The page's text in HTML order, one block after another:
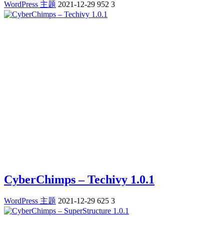
WordPress 主题 2021-12-29 952 3
CyberChimps – Techivy 1.0.1
WordPress 主题 2021-12-29 625 3